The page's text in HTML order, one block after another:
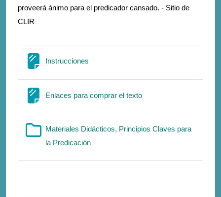
proveerá ánimo para el predicador cansado. - Sitio de
CLIR
Instrucciones
Enlaces para comprar el textoΣελίδα
Materiales Didácticos, Principios Claves para
la PredicaciónΦάκελος